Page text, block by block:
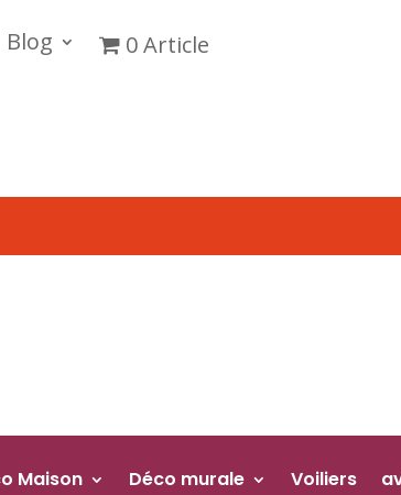
Blog 0 Article
Maison Déco murale Voiliers